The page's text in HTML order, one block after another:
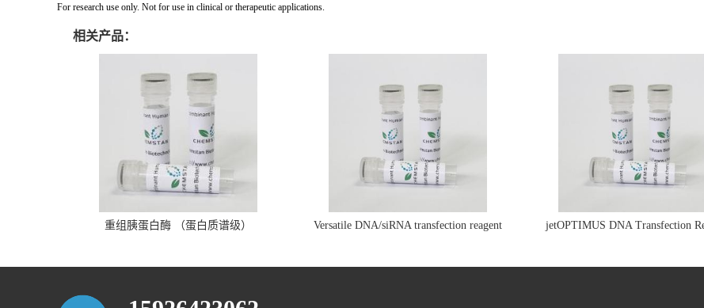
For research use only. Not for use in clinical or therapeutic applications.
相关产品：
重组胰蛋白酶 （蛋白质谱级）
Versatile DNA/siRNA transfection reagent
jetOPTIMUS DNA Transfection